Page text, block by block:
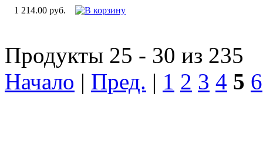
1 214.00 руб.
Продукты 25 - 30 из 235
Начало | Пред. | 1 2 3 4 5 6